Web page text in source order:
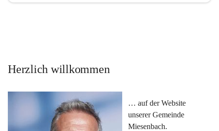
Herzlich willkommen
… auf der Website
unserer Gemeinde
Miesenbach.